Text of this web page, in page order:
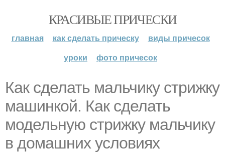
КРАСИВЫЕ ПРИЧЕСКИ
главная как сделать прическу
виды причесок
уроки
фото причесок
Как сделать мальчику стрижку
машинкой. Как сделать
модельную стрижку мальчику
в домашних условиях